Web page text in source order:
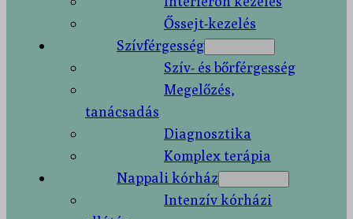
Őssejt-kezelés
Szívférgesség
Szív- és bőrférgesség
Megelőzés,
tanácsadás
Diagnosztika
Komplex terápia
Nappali kórház
Intenzív kórházi